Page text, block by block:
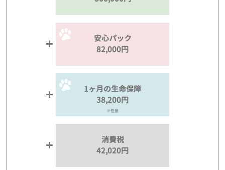
安心パック
82,000円
1ヶ月の生命保障
38,200円
※任意
消費税
42,020円